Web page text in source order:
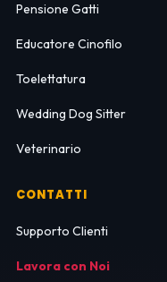
Pensione Gatti
Educatore Cinofilo
Toelettatura
Wedding Dog Sitter
Veterinario
CONTATTI
Supporto Clienti
Lavora con Noi